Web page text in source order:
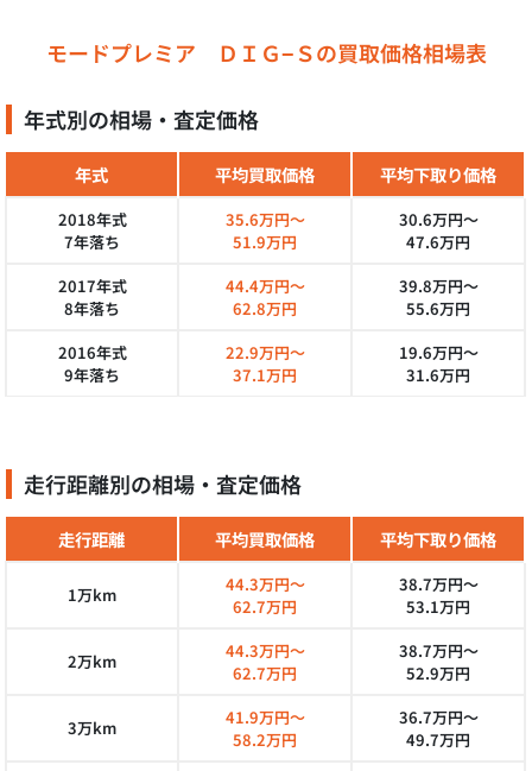
モードプレミア ＤＩＧ−Ｓの買取価格相場表
年式別の相場・査定価格
年式 平均買取価格 平均下取り価格
2018年式
7年落ち
35.6万円～
51.9万円
30.6万円～
47.6万円
2017年式
8年落ち
44.4万円～
62.8万円
39.8万円～
55.6万円
2016年式
9年落ち
22.9万円～
37.1万円
19.6万円～
31.6万円
走行距離別の相場・査定価格
走行距離 平均買取価格 平均下取り価格
1万km
44.3万円～
62.7万円
38.7万円～
53.1万円
2万km
44.3万円～
62.7万円
38.7万円～
52.9万円
3万km
41.9万円～
58.2万円
36.7万円～
49.7万円